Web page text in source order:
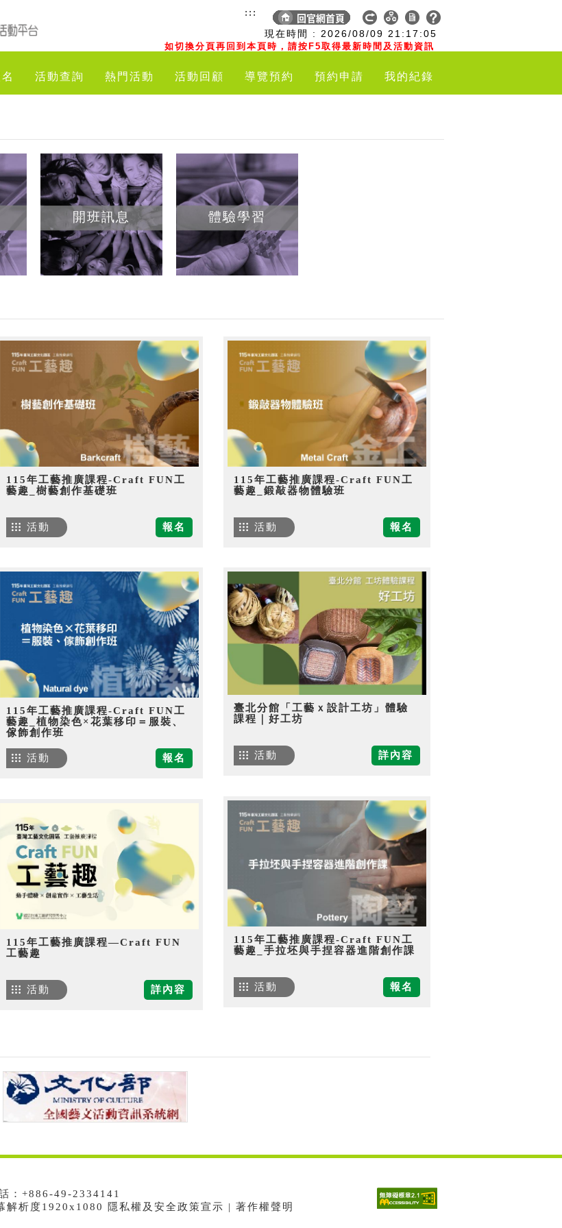
現在時間 : 2026/08/09 21:17:06
如切換分頁再回到本頁時，請按F5取得最新時間及活動資訊
:::
活動查詢 熱門活動 活動回顧 導覽預約 預約申請 我的紀錄
開班訊息 體驗學習
115年工藝推廣課程-Craft FUN工
藝趣_樹藝創作基礎班
報名
活動
115年工藝推廣課程-Craft FUN工
藝趣_鍛敲器物體驗班
報名
活動
115年工藝推廣課程-Craft FUN工
藝趣_植物染色×花葉移印＝服裝、
傢飾創作班
報名
活動
臺北分館「工藝ｘ設計工坊」體驗
課程｜好工坊
詳內容
活動
115年工藝推廣課程-Craft FUN工
藝趣_手拉坯與手捏容器進階創作課
報名
活動
115年工藝推廣課程—Craft FUN
工藝趣
詳內容
活動
：+886-49-2334141
析度1920x1080 隱私權及安全政策宣示 | 著作權聲明